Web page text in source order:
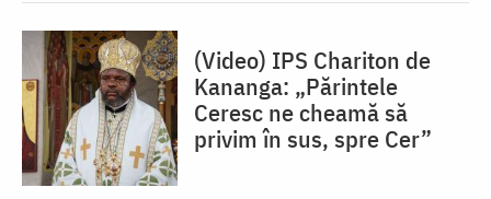
(Video) IPS Chariton de
Kananga: „Părintele
Ceresc ne cheamă să
privim în sus, spre Cer”